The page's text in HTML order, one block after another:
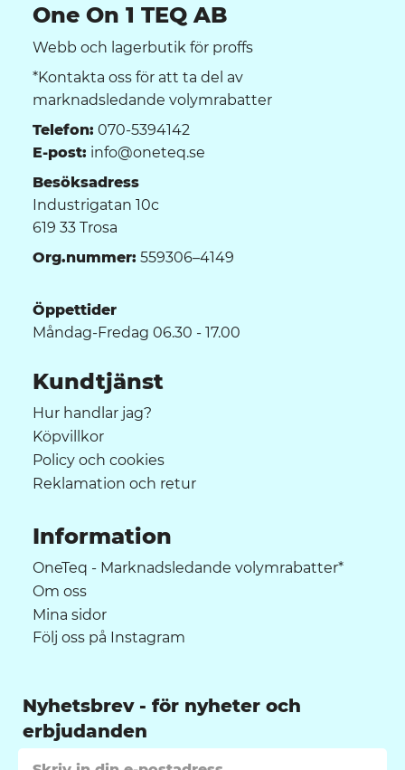
One On 1 TEQ AB
Webb och lagerbutik för proffs
*Kontakta oss för att ta del av
marknadsledande volymrabatter
Telefon: 070-5394142
E-post: info@oneteq.se
Besöksadress
Industrigatan 10c
619 33 Trosa
Org.nummer: 559306–4149
Öppettider
Måndag-Fredag 06.30 - 17.00
Kundtjänst
Hur handlar jag?
Köpvillkor
Policy och cookies
Reklamation och retur
Information
OneTeq - Marknadsledande volymrabatter*
Om oss
Mina sidor
Följ oss på Instagram
Nyhetsbrev